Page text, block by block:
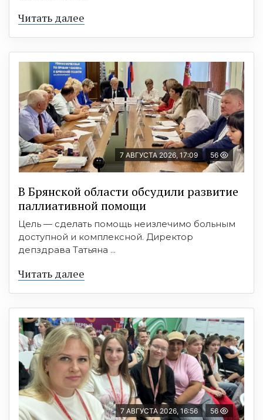
Читать далее
7 АВГУСТА 2026, 17:09 56
В Брянской области обсудили развитие
паллиативной помощи
Цель — сделать помощь неизлечимо больным
доступной и комплексной. Директор
депздрава Татьяна ...
Читать далее
7 АВГУСТА 2026, 16:56 56